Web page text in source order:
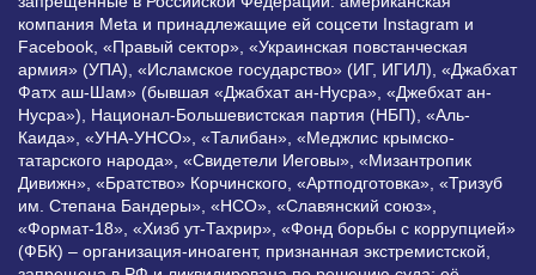
компания Meta и принадлежащие ей соцсети Instagram и
Facebook, «Правый сектор», «Украинская повстанческая
армия» (УПА), «Исламское государство» (ИГ, ИГИЛ), «Джабхат
Фатх аш-Шам» (бывшая «Джабхат ан-Нусра», «Джебхат ан-
Нусра»), Национал-Большевистская партия (НБП), «Аль-
Каида», «УНА-УНСО», «Талибан», «Меджлис крымско-
татарского народа», «Свидетели Иеговы», «Мизантропик
Дивижн», «Братство» Корчинского, «Артподготовка», «Тризуб
им. Степана Бандеры», «НСО», «Славянский союз»,
«Формат-18», «Хизб ут-Тахрир», «Фонд борьбы с коррупцией»
(ФБК) – организация-иноагент, признанная экстремистской,